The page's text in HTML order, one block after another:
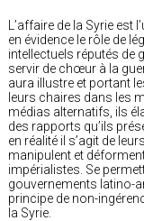
L’affaire de la Syrie
en évidence le rôle de
intellectuels réputés de
servir de chœur à la
aura illustre et portant
leurs chaires dans les
médias alternatifs, ils
des rapports qu’ils
en réalité il s’agit de
manipulent et
impérialistes. Se
gouvernements latino-
principe de non-
la Syrie.